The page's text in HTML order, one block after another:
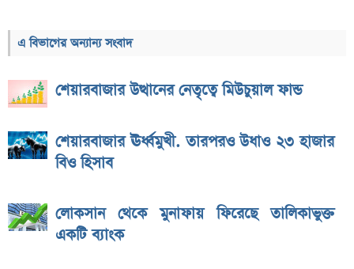
এ বিভাগের অন্যান্য সংবাদ
শেয়ারবাজার উত্থানের নেতৃত্বে মিউচুয়াল ফান্ড
শেয়ারবাজার ঊর্ধ্বমুখী. তারপরও উধাও ২৩ হাজার
বিও হিসাব
লোকসান থেকে মুনাফায় ফিরেছে তালিকাভুক্ত
একটি ব্যাংক